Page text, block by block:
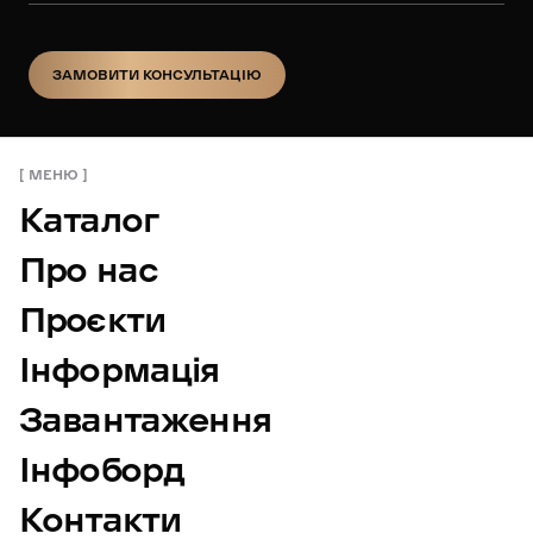
ЗАМОВИТИ КОНСУЛЬТАЦІЮ
МЕНЮ
Каталог
Про нас
Проєкти
Інформація
Завантаження
Інфоборд
Контакти